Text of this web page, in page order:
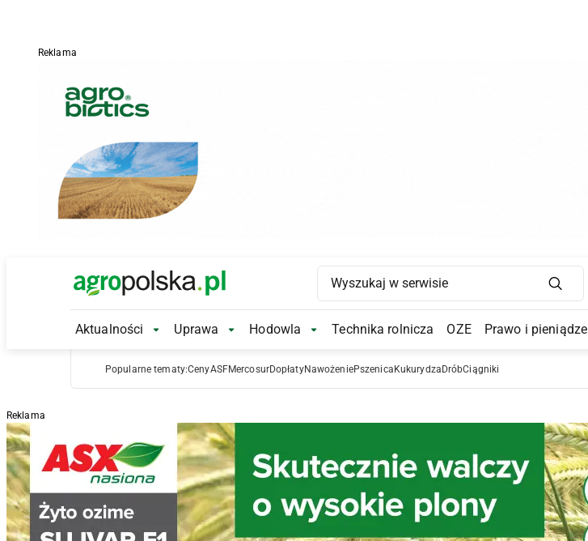
Reklama
Main Logo
Main Navigation
Aktualności Aktualności Submenu
Uprawa Uprawa Submenu
Hodowla Hodowla Submenu
Technika rolnicza OZE Prawo i pieniądze
Popularne tematy:CenyASFMercosurDopłatyNawożeniePszenica Kukurydza DróbCiągniki
Reklama